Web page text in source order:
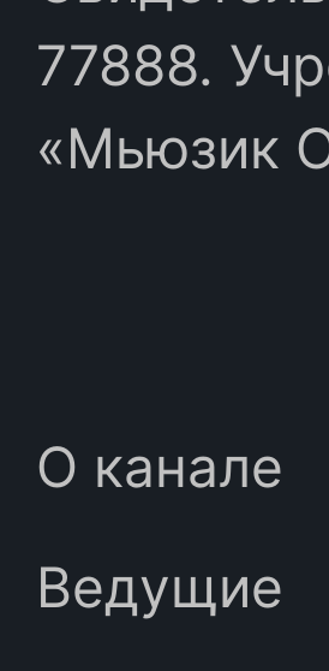
77888.
«Мьюзик
О канале
Ведущие